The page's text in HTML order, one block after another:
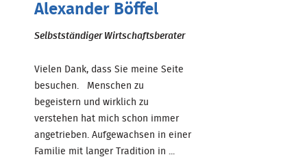
Alexander Böffel
Selbstständiger Wirtschaftsberater
Vielen Dank, dass Sie meine Seite
besuchen. Menschen zu
begeistern und wirklich zu
verstehen hat mich schon immer
angetrieben. Aufgewachsen in einer
Familie mit langer Tradition in ...